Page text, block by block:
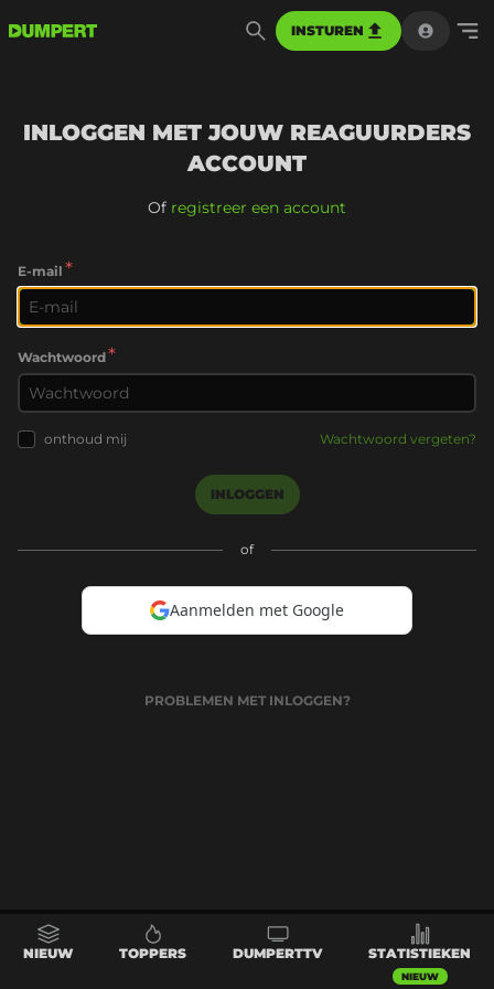
INSTUREN
INLOGGEN MET JOUW REAGUURDERS
ACCOUNT
Of registreer een account
E-mail *
Wachtwoord*
onthoud mij Wachtwoord vergeten?
INLOGGEN
of
Aanmelden met Google
PROBLEMEN MET INLOGGEN?
NIEUW TOPPERS DUMPERTTV STATISTIEKEN
NIEUW